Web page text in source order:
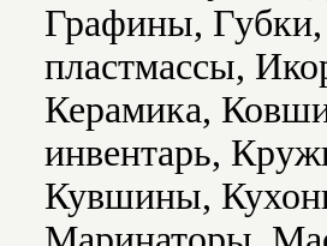
Графины, Губки,
пластмассы,
Керамика,
инвентарь,
Кувшины,